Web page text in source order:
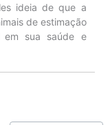
ideia de que a
de estimação
em sua saúde e